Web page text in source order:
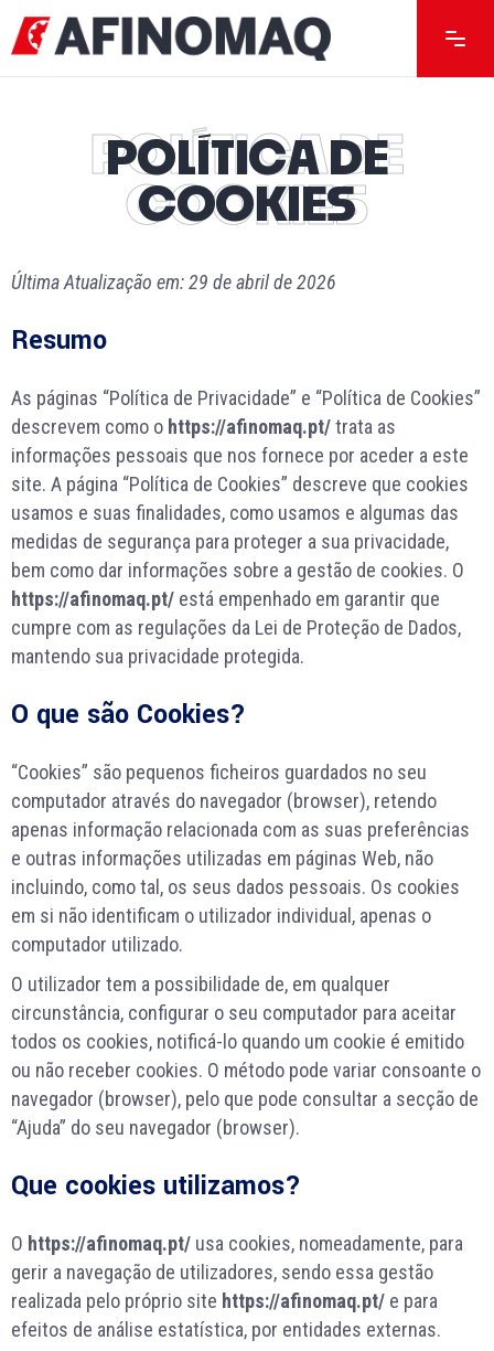
POLÍTICA DE
COOKIES
POLÍTICA DE
COOKIES
Última Atualização em: 29 de abril de 2026
Resumo
As páginas “Política de Privacidade” e “Política de Cookies”
descrevem como o https://afinomaq.pt/trata as
informações pessoais que nos fornece por aceder a este
site. A página “Política de Cookies” descreve que cookies
usamos e suas finalidades, como usamos e algumas das
medidas de segurança para proteger a sua privacidade,
bem como dar informações sobre a gestão de cookies. O
https://afinomaq.pt/ está empenhado em garantir que
cumpre com as regulações da Lei de Proteção de Dados,
mantendo sua privacidade protegida.
O que são Cookies?
“Cookies” são pequenos ficheiros guardados no seu
computador através do navegador (browser), retendo
apenas informação relacionada com as suas preferências
e outras informações utilizadas em páginas Web, não
incluindo, como tal, os seus dados pessoais. Os cookies
em si não identificam o utilizador individual, apenas o
computador utilizado.
O utilizador tem a possibilidade de, em qualquer
circunstância, configurar o seu computador para aceitar
todos os cookies, notificá-lo quando um cookie é emitido
ou não receber cookies. O método pode variar consoante o
navegador (browser), pelo que pode consultar a secção de
“Ajuda” do seu navegador (browser).
Que cookies utilizamos?
O https://afinomaq.pt/ usa cookies, nomeadamente, para
gerir a navegação de utilizadores, sendo essa gestão
realizada pelo próprio site https://afinomaq.pt/ e para
efeitos de análise estatística, por entidades externas.